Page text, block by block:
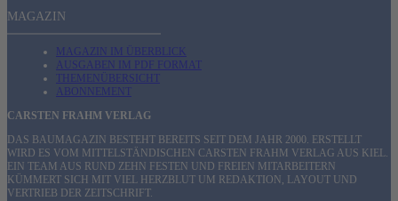
MAGAZIN
MAGAZIN IM ÜBERBLICK
AUSGABEN IM PDF FORMAT
THEMENÜBERSICHT
ABONNEMENT
CARSTEN FRAHM VERLAG
DAS BAUMAGAZIN BESTEHT BEREITS SEIT DEM JAHR 2000. ERSTELLT
WIRD ES VOM MITTELSTÄNDISCHEN CARSTEN FRAHM VERLAG AUS KIEL.
EIN TEAM AUS RUND ZEHN FESTEN UND FREIEN MITARBEITERN
KÜMMERT SICH MIT VIEL HERZBLUT UM REDAKTION, LAYOUT UND
VERTRIEB DER ZEITSCHRIFT.